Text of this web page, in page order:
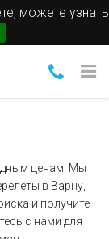
можете узнать
ценам. Мы
в Варну,
и получите
с нами для